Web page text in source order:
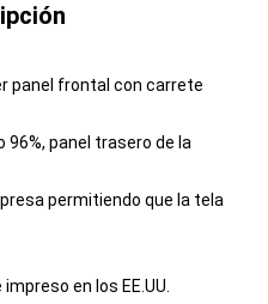
panel frontal con carrete
96%, panel trasero de la
permitiendo que la tela
en los EE.UU.